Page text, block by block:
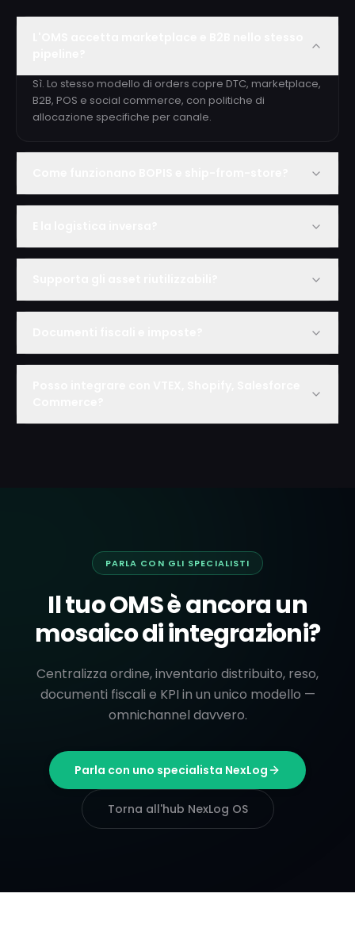
Sì. Lo stesso modello di orders copre DTC, marketplace,
B2B, POS e social commerce, con politiche di
allocazione specifiche per canale.
PARLA CON GLI SPECIALISTI
Il tuo OMS è ancora un
mosaico di integrazioni?
Centralizza ordine, inventario distribuito, reso,
documenti fiscali e KPI in un unico modello —
omnichannel davvero.
Parla con uno specialista NexLog
Torna all'hub NexLog OS